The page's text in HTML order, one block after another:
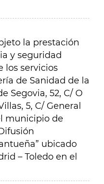
la prestación
y seguridad
los servicios
de Sanidad de la
Segovia, 52, C/ O
5, C/ General
municipio de
ubicado
– Toledo en el